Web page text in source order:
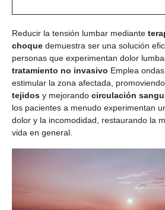
Reducir la tensión lumbar mediante
choque demuestra ser una solución
personas que experimentan dolor
tratamiento no invasivo Emplea
estimular la zona afectada, promoviendo
tejidos y mejorando circulación
los pacientes a menudo experimentan
dolor y la incomodidad, restaurando la
vida en general.